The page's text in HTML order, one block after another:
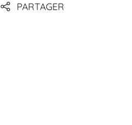
PARTAGER